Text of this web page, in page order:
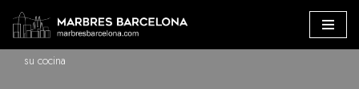
SaltarMarbres Barcelona»Silestone en Hospitalet: la opción perfecta para
su cocina